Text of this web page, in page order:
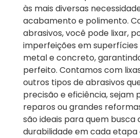
às mais diversas
acabamento e polimento.
abrasivos, você pode lixar,
imperfeições em
metal e concreto,
perfeito. Contamos com
outros tipos de abrasivos
precisão e eficiência, sejam
reparos ou grandes
são ideais para quem busca
durabilidade em cada etapa